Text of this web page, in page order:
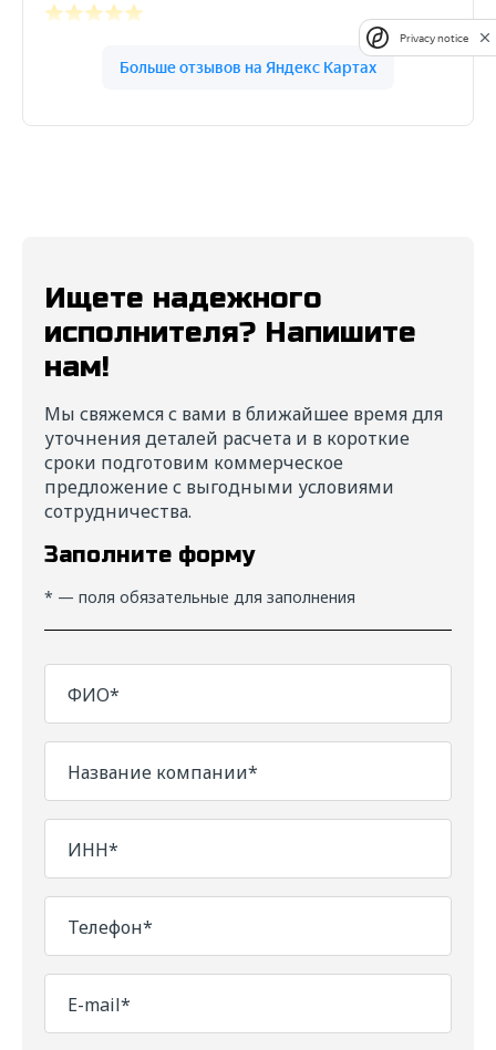
Ищете надежного
исполнителя? Напишите
нам!
Мы свяжемся с вами в ближайшее время для
уточнения деталей расчета и в короткие
сроки подготовим коммерческое
предложение с выгодными условиями
сотрудничества.
Заполните форму
* — поля обязательные для заполнения
ФИО*
Название компании*
ИНН*
Телефон*
E-mail*
Privacy notice